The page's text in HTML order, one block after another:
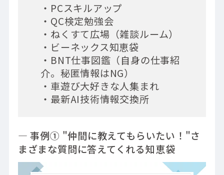
・PCスキルアップ
・QC検定勉強会
・ねくすて広場（雑談ルーム）
・ビーネックス知恵袋
・BNT仕事図鑑（自身の仕事紹
介。秘匿情報はNG）
・車遊び大好きな人集まれ
― 事例① "仲間に教えてもらいたい！"さ
まざまな質問に答えてくれる知恵袋